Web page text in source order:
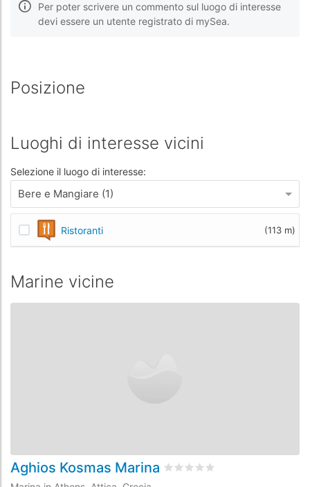
Per poter scrivere un commento sul luogo di interesse
devi essere un utente registrato di mySea.
Posizione
Luoghi di interesse vicini
Selezione il luogo di interesse:
Bere e Mangiare (1)
Ristoranti (113 m)
Marine vicine
Aghios Kosmas Marina Valutato0